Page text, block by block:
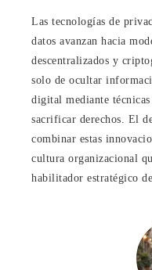
Las tecnologías de
datos avanzan hacia
descentralizados y
solo de ocultar
digital mediante
sacrificar derechos. El
combinar estas
cultura organizacional
habilitador estratégico